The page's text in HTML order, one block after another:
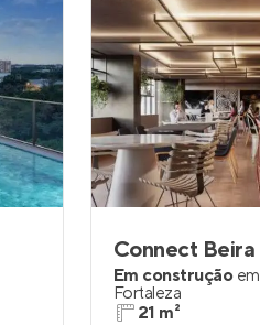
Connect
Em construção em
Fortaleza
21 m²